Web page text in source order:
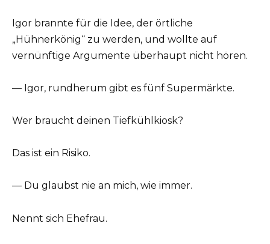
Igor brannte für die Idee, der örtliche
„Hühnerkönig“ zu werden, und wollte auf
vernünftige Argumente überhaupt nicht hören.
— Igor, rundherum gibt es fünf Supermärkte.
Wer braucht deinen Tiefkühlkiosk?
Das ist ein Risiko.
— Du glaubst nie an mich, wie immer.
Nennt sich Ehefrau.